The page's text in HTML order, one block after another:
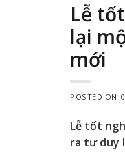
Lễ
lại
mới
POSTED ON
Lễ tốt
ra tư duy